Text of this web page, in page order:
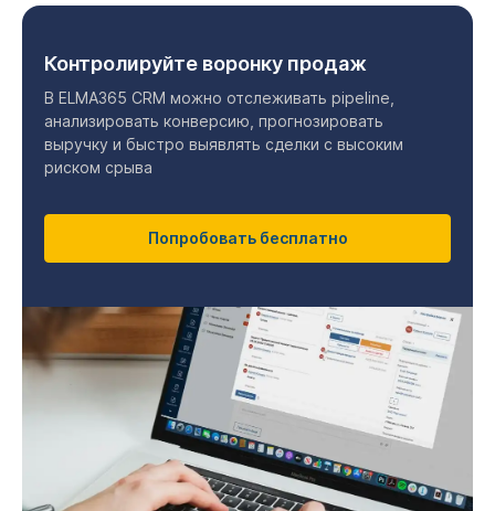
Контролируйте воронку продаж
В ELMA365 CRM можно отслеживать pipeline,
анализировать конверсию, прогнозировать
выручку и быстро выявлять сделки с высоким
риском срыва
Попробовать бесплатно